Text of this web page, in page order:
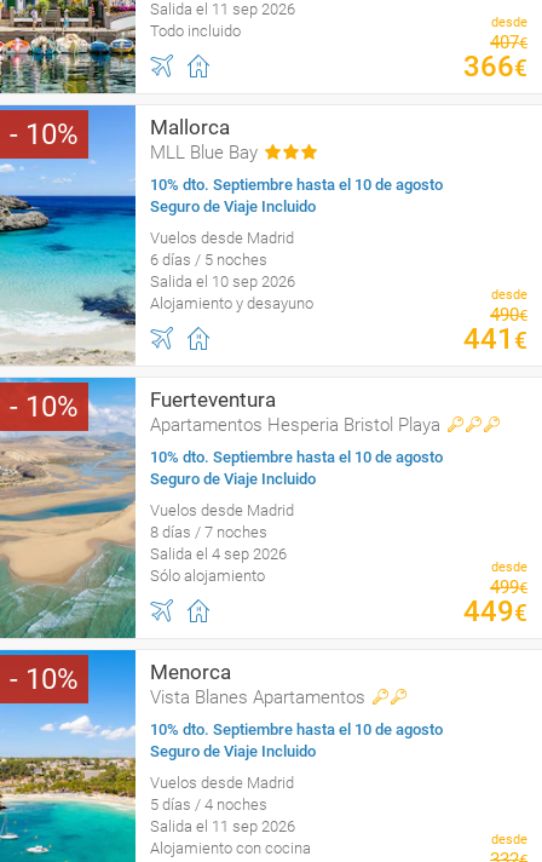
Salida el 11 sep 2026
Todo incluido
desde
407€
366€
10 Mallorca
MLL Blue Bay
10% dto. Septiembre hasta el 10 de agosto
Seguro de Viaje Incluido
Vuelos desde Madrid
6 días / 5 noches
Salida el 10 sep 2026
Alojamiento y desayuno
desde
490€
441 €
10 Fuerteventura
Apartamentos Hesperia Bristol Playa
10% dto. Septiembre hasta el 10 de agosto
Seguro de Viaje Incluido
Vuelos desde Madrid
8 días / 7 noches
Salida el 4 sep 2026
Sólo alojamiento
desde
499€
449€
10 Menorca
Vista Blanes Apartamentos
10% dto. Septiembre hasta el 10 de agosto
Seguro de Viaje Incluido
Vuelos desde Madrid
5 días / 4 noches
Salida el 11 sep 2026
Alojamiento con cocina
desde